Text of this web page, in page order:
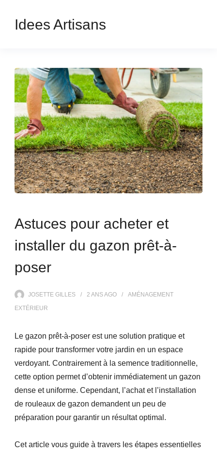
Idees Artisans
Astuces pour acheter et
installer du gazon prêt-à-
poser
JOSETTE GILLES 2 ANSAGO
AMÉNAGEMENT
EXTÉRIEUR
Le gazon prêt-à-poser est une solution pratique et
rapide pour transformer votre jardin en un espace
verdoyant. Contrairement à la semence traditionnelle,
cette option permet d’obtenir immédiatement un gazon
dense et uniforme. Cependant, l’achat et l’installation
de rouleaux de gazon demandent un peu de
préparation pour garantir un résultat optimal.
Cet article vous guide à travers les étapes essentielles